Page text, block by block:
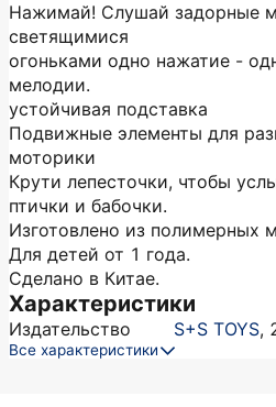
Нажимай! Слушай задорные
светящимися
огоньками одно нажатие -
мелодии.
устойчивая подставка
Подвижные элементы для
моторики
Крути лепесточки, чтобы
птички и бабочки.
Изготовлено из полимерных
Для детей от 1 года.
Сделано в Китае.
Характеристики
Издательство S+S TOYS,
Все характеристики